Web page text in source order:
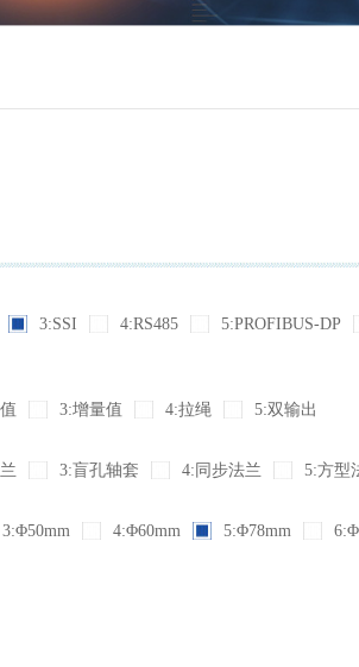
3:SSI 4:RS485 5:PROFIBUS-DP
3:增量值 4:拉绳 5:双输出
3:盲孔轴套 4:同步法兰 5:方型
3:Φ50mm 4:Φ60mm 5:Φ78mm